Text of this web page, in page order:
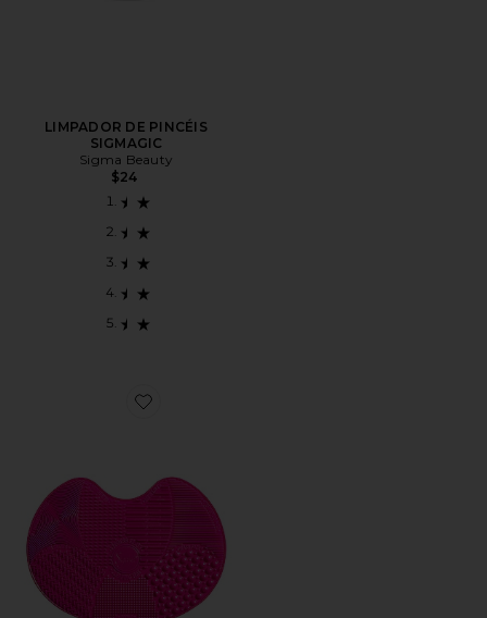
LIMPADOR DE PINCÉIS
SIGMAGIC
Sigma Beauty
$24
Favorite TAPETE PARA LIMPEZA DE PINCÉIS SIGMA